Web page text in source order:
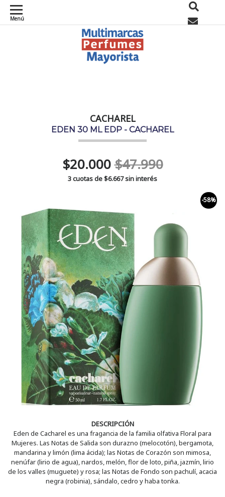
Menú
CACHAREL
EDEN 30 ML EDP - CACHAREL
$20.000$47.990
3 cuotas de$6.667sin interés
-58%
DESCRIPCIÓN
Eden de Cacharel es una fragancia de la familia olfativa Floral para
Mujeres. Las Notas de Salida son durazno (melocotón), bergamota,
mandarina y limón (lima ácida); las Notas de Corazón son mimosa,
nenúfar (lirio de agua), nardos, melón, flor de loto, piña, jazmín, lirio
de los valles (muguete) y rosa; las Notas de Fondo son pachulí, acacia
negra (robinia), sándalo, cedro y haba tonka.